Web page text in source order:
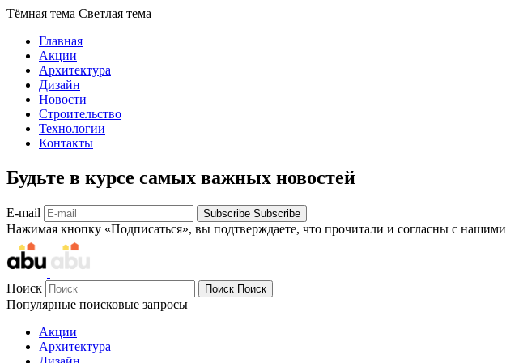
Тёмная тема Светлая тема
Главная
Акции
Архитектура
Дизайн
Новости
Строительство
Технологии
Контакты
Будьте в курсе самых важных новостей
E-mail Subscribe Subscribe
Нажимая кнопку «Подписаться», вы подтверждаете, что прочитали и согласны с нашими
Поиск Поиск Поиск
Популярные поисковые запросы
Акции
Архитектура